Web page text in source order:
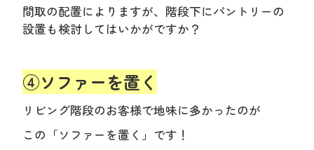
間取の配置によりますが、階段下にパントリーの
設置も検討してはいかがですか？
④ソファーを置く
リビング階段のお客様で地味に多かったのが
この「ソファーを置く」です！